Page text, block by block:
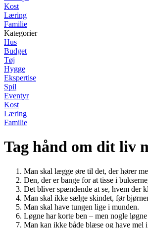
Kost
Læring
Familie
Kategorier
Hus
Budget
Tøj
Hygge
Ekspertise
Spil
Eventyr
Kost
Læring
Familie
Tag hånd om dit liv
Man skal lægge øre til det, der hører
Den, der er bange for at tisse i
Det bliver spændende at se, hvem der
Man skal ikke sælge skindet, før
Man skal have tungen lige i munden.
Løgne har korte ben – men nogle
Man kan ikke både blæse og have mel